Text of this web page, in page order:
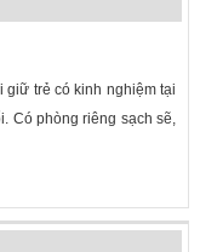
trẻ có kinh nghiệm tại
Có phòng riêng sạch sẽ,